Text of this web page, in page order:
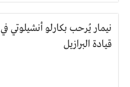
نيمار يُرحب بكارلو أنشيلوتي في
قيادة البرازيل